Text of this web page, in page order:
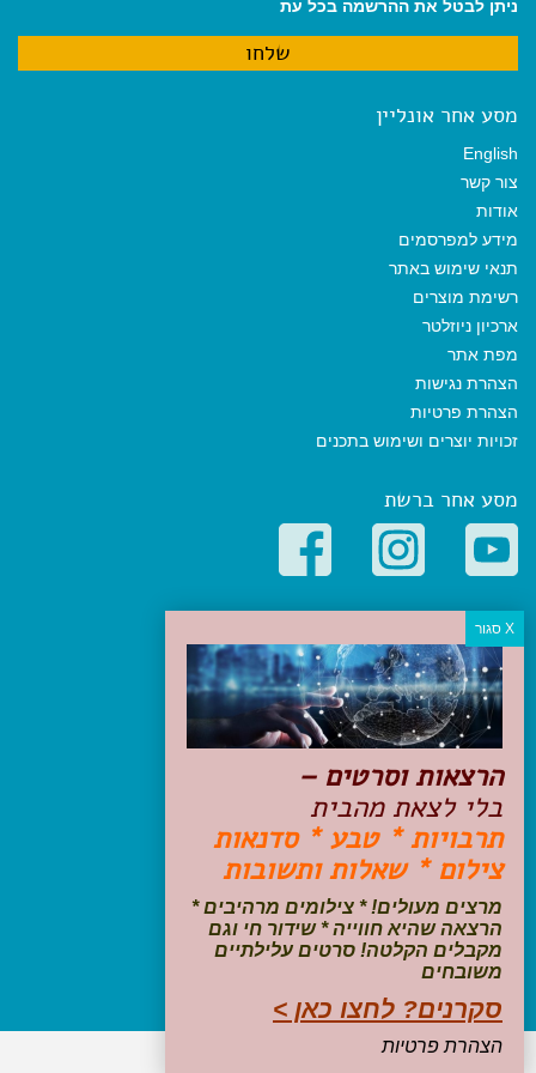
ניתן לבטל את ההרשמה בכל עת
מסע אחר אונליין
English
צור קשר
אודות
מידע למפרסמים
תנאי שימוש באתר
רשימת מוצרים
ארכיון ניוזלטר
מפת אתר
הצהרת נגישות
הצהרת פרטיות
זכויות יוצרים ושימוש בתכנים
מסע אחר ברשת
קטגוריות פופולריות
יעדים
טיולים בישראל
מלונות בוטיק בישראל
טיפים והמלצות
הכנות לנסיעה
טיולי ג'יפים
טיולים עם ילדים
שייט, הפלגות, קרוזים
עקבו אחרינו בפייסבוק
הרצאות וסרטים –
בלי לצאת מהבית
תרבויות * טבע * סדנאות
צילום * שאלות ותשובות
מרצים מעולים! * צילומים מרהיבים *
הרצאה שהיא חווייה * שידור חי וגם
מקבלים הקלטה! סרטים עלילתיים
משובחים
סקרנים? לחצו כאן >
הצהרת פרטיות